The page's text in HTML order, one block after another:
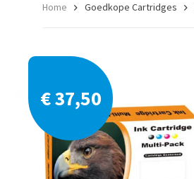
Home Goedkope Cartridges
€ 37,50